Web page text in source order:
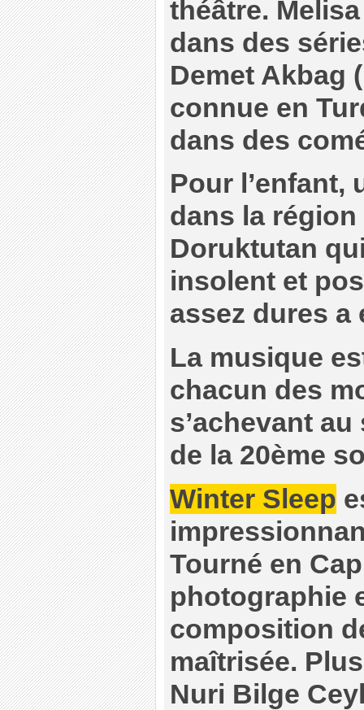
théâtre.
dans des
Demet Akbag
connue en
dans des
Pour l’enfant,
dans la
Doruktutan
insolent et
assez dures a
La musique
chacun des
s’achevant
de la 20ème
Winter Sleep
Tourné en
photographie
composition
maîtrisée.
Nuri Bilge